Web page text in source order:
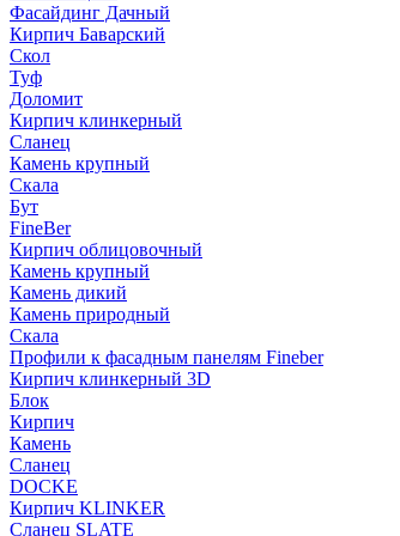
Фасайдинг Дачный
Кирпич Баварский
Скол
Туф
Доломит
Кирпич клинкерный
Сланец
Камень крупный
Скала
Бут
FineBer
Кирпич облицовочный
Камень крупный
Камень дикий
Камень природный
Скала
Профили к фасадным панелям Fineber
Кирпич клинкерный 3D
Блок
Кирпич
Камень
Сланец
DOCKE
Кирпич KLINKER
Сланец SLATE